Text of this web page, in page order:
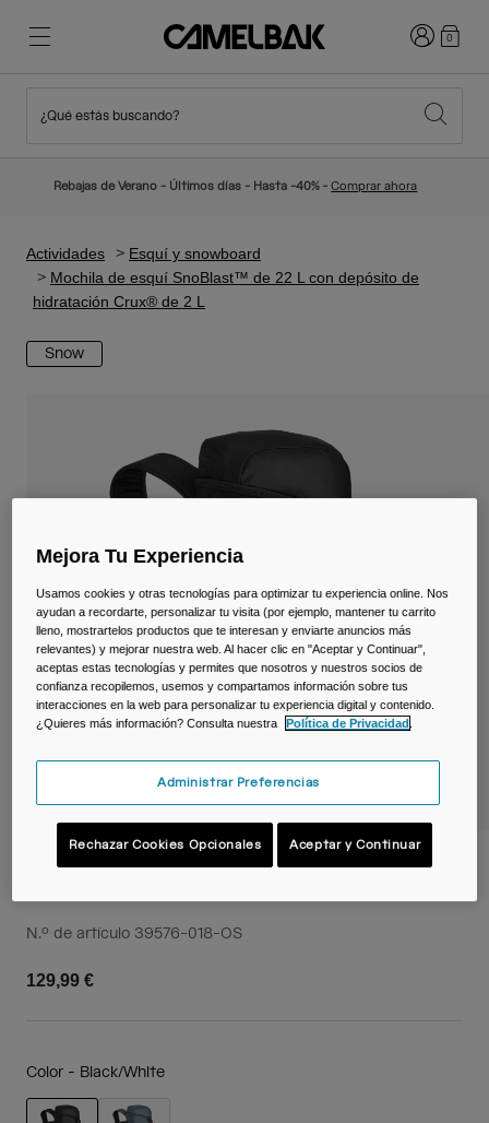
Novedades
Mochilas Hidratación
Chalecos Hidratación
Botellas
Bolsas Bici
Bolsas Hidratación
Accessorios
Senderismo
Viajar y estilo de vida
Adiós a los desechables
Iniciar0
¿Qué estás buscando?
Rebajas de Verano - Últimos días - Hasta -40% -Comprar ahora
Actividades
Esquí y snowboard
Mochila de esquí SnoBlast™ de 22 L con depósito de
hidratación Crux® de 2 L
Snow
Mochila de esquí SnoBlast™ de 22 L con
N.º de artículo 39576-018-OS
129,99 €
Color - Black/White
Mejora Tu Experiencia
Usamos cookies y otras tecnologías para optimizar tu experiencia online. Nos
ayudan a recordarte, personalizar tu visita (por ejemplo, mantener tu carrito
lleno, mostrartelos productos que te interesan y enviarte anuncios más
relevantes) y mejorar nuestra web. Al hacer clic en "Aceptar y Continuar",
aceptas estas tecnologías y permites que nosotros y nuestros socios de
confianza recopilemos, usemos y compartamos información sobre tus
interacciones en la web para personalizar tu experiencia digital y contenido.
¿Quieres más información? Consulta nuestra
Política de Privacidad
Administrar Preferencias
Rechazar Cookies Opcionales Aceptar y Continuar